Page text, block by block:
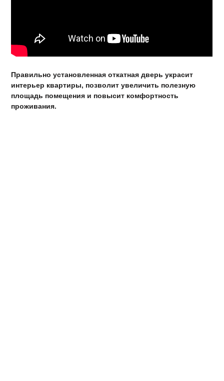
Правильно установленная откатная дверь украсит
интерьер квартиры, позволит увеличить полезную
площадь помещения и повысит комфортность
проживания.